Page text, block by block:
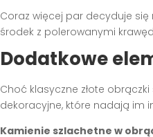
Coraz więcej par decyduje się
środek z polerowanymi
Dodatkowe
Choć klasyczne złote
dekoracyjne, które nadają im
Kamienie szlachetne w